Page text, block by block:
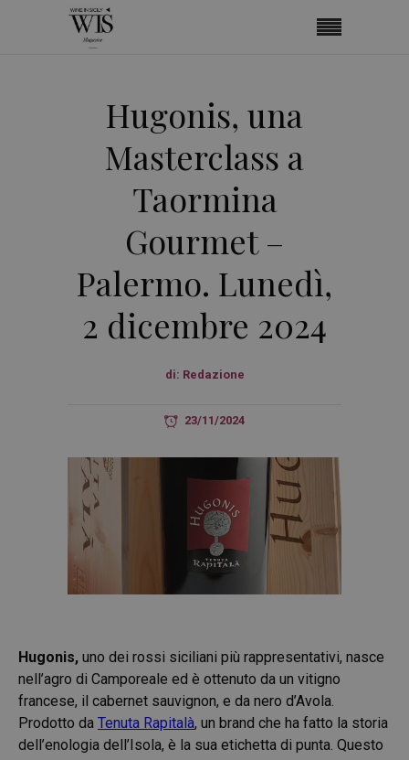
Hugonis, una
Masterclass a
Taormina
Gourmet –
Palermo. Lunedì,
2 dicembre 2024
di: Redazione
23/11/2024
Hugonis, uno dei rossi siciliani più rappresentativi, nasce
nell’agro di Camporeale ed è ottenuto da un vitigno
francese, il cabernet sauvignon, e da nero d’Avola.
Prodotto da Tenuta Rapitalà, un brand che ha fatto la storia
dell’enologia dell’Isola, è la sua etichetta di punta. Questo